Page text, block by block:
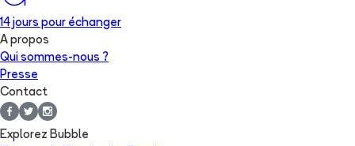
14 jours pour échanger
A propos
Qui sommes-nous ?
Presse
Contact
Explorez Bubble